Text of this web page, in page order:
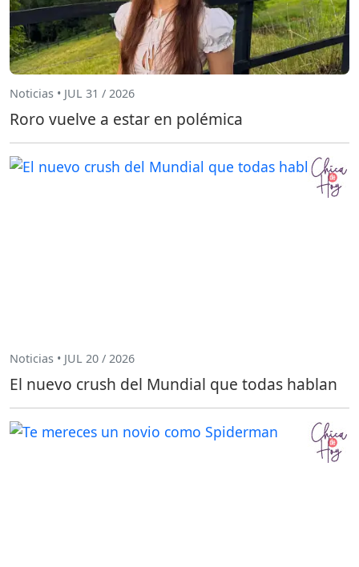
Noticias • JUL 31 / 2026
Roro vuelve a estar en polémica
Noticias • JUL 20 / 2026
El nuevo crush del Mundial que todas hablan